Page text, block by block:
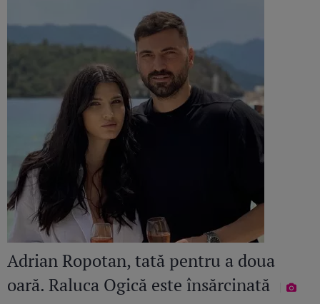
Adrian Ropotan, tată pentru a doua
oară. Raluca Ogică este însărcinată